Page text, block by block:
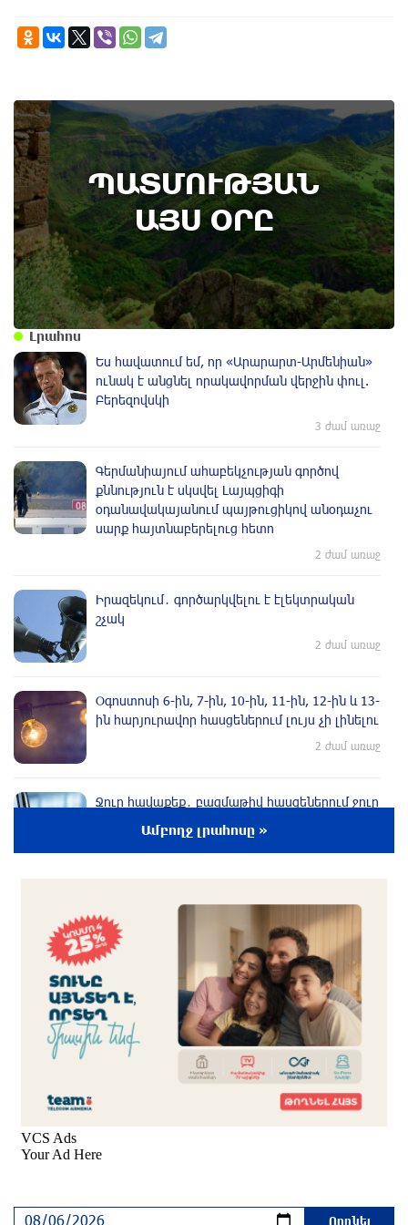
ՊԱՏՄՈՒԹՅԱՆ
ԱՅՍ ՕՐԸ
6th of August
Տավուշի մարզի Ոսկեպարում հայ-ռուսական
համագործակցության շրջանակում ռուս
սահմանապահներ են տեղակայվել․
պատմության այս օրը (5 օգոստոս)
Լրահոս
Ես հավատում եմ, որ «Արարարտ-Արմենիան»
ունակ է անցնել որակավորման վերջին փուլ.
Բերեզովսկի
3 ժամ առաջ
Գերմանիայում ահաբեկչության գործով
քննություն է սկսվել Լայպցիգի
օդանավակայանում պայթուցիկով անօդաչու
սարք հայտնաբերելուց հետո
2 ժամ առաջ
Իրազեկում․ գործարկվելու է էլեկտրական
շչակ
2 ժամ առաջ
Օգոստոսի 6-ին, 7-ին, 10-ին, 11-ին, 12-ին և 13-
ին հարյուրավոր հասցեներում լույս չի լինելու
2 ժամ առաջ
Ջուր հավաքեք․ բազմաթիվ հասցեներում ջուր
Եվրոպայի մայրաքաղաքները գրանցում են
շոգի նոր ռեկորդներ
մեկ ժամ առաջ
Զովունի-Եղվարդ ճանապարհին բախվել են
«Alfa Romeo»-ն և «Opel»-ը. կա վիրավոր
43 րոպե առաջ
Իրանն ու Օմանը համաձայնեցրել են Հորմուզի
Կեղծ էջով քաղաքացիներին առաջարկվում է
Ամբողջ լրահոսը »